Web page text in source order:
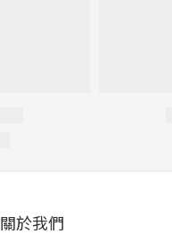
關於我們